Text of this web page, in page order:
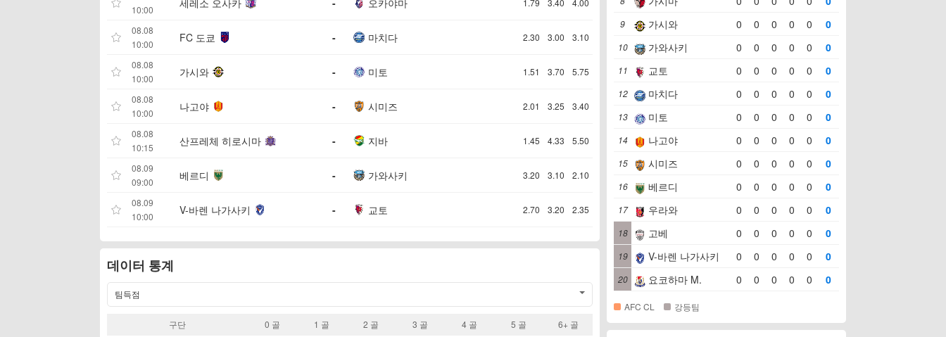
10:00
세레소 오사카 - 오카야마 1.79 3.40 4.00
08.08
10:00
FC 도쿄 - 마치다 2.30 3.00 3.10
08.08
10:00
가시와 - 미토 1.51 3.70 5.75
08.08
10:00
나고야 - 시미즈 2.01 3.25 3.40
08.08
10:15
산프레체 히로시마 - 지바 1.45 4.33 5.50
08.09
09:00
베르디 - 가와사키 3.20 3.10 2.10
08.09
10:00
V-바렌 나가사키 - 교토 2.70 3.20 2.35
데이터 통계
팀득점
구단 0 골​ 1 골​ 2 골​ 3 골​ 4 골​ 5 골​ 6+ 골​
9 가시와 0 0 0 0 0 0
10 가와사키 0 0 0 0 0 0
11 교토 0 0 0 0 0 0
12 마치다 0 0 0 0 0 0
13 미토 0 0 0 0 0 0
14 나고야 0 0 0 0 0 0
15 시미즈 0 0 0 0 0 0
16 베르디 0 0 0 0 0 0
17 우라와 0 0 0 0 0 0
18 고베 0 0 0 0 0 0
19 V-바렌 나가사키 0 0 0 0 0 0
20 요코하마 M. 0 0 0 0 0 0
AFC CL 강등팀